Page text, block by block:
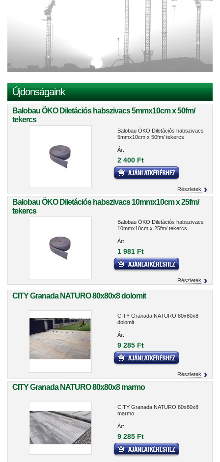
Újdonságaink
Balobau ÖKO Diletációs habszivacs 5mmx10cm x 50fm/
tekercs
Balobau ÖKO Diletációs habszivacs
5mmx10cm x 50fm/ tekercs
Ár:
2 400 Ft
Részletek
Balobau ÖKO Diletációs habszivacs 10mmx10cm x 25fm/
tekercs
Balobau ÖKO Diletációs habszivacs
10mmx10cm x 25fm/ tekercs
Ár:
1 981 Ft
Részletek
CITY Granada NATURO 80x80x8 dolomit
CITY Granada NATURO 80x80x8
dolomit
Ár:
9 285 Ft
Részletek
CITY Granada NATURO 80x80x8 marmo
CITY Granada NATURO 80x80x8
marmo
Ár:
9 285 Ft